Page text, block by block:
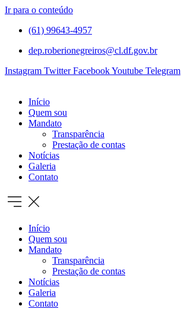
Ir para o conteúdo
(61) 99643-4957
dep.roberionegreiros@cl.df.gov.br
Instagram Twitter FacebookYoutube Telegram
Início
Quem sou
Mandato
Transparência
Prestação de contas
Notícias
Galeria
Contato
Início
Quem sou
Mandato
Transparência
Prestação de contas
Notícias
Galeria
Contato